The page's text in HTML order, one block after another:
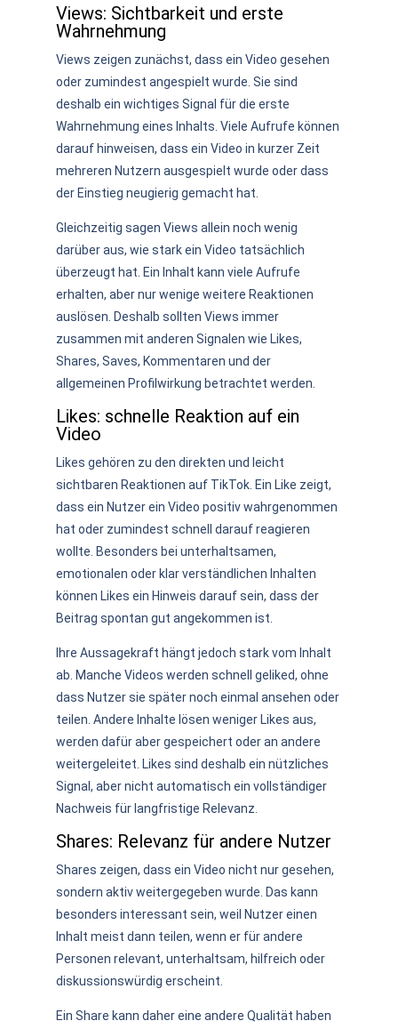
Views: Sichtbarkeit und erste
Wahrnehmung
Views zeigen zunächst, dass ein Video gesehen
oder zumindest angespielt wurde. Sie sind
deshalb ein wichtiges Signal für die erste
Wahrnehmung eines Inhalts. Viele Aufrufe können
darauf hinweisen, dass ein Video in kurzer Zeit
mehreren Nutzern ausgespielt wurde oder dass
der Einstieg neugierig gemacht hat.
Gleichzeitig sagen Views allein noch wenig
darüber aus, wie stark ein Video tatsächlich
überzeugt hat. Ein Inhalt kann viele Aufrufe
erhalten, aber nur wenige weitere Reaktionen
auslösen. Deshalb sollten Views immer
zusammen mit anderen Signalen wie Likes,
Shares, Saves, Kommentaren und der
allgemeinen Profilwirkung betrachtet werden.
Likes: schnelle Reaktion auf ein
Video
Likes gehören zu den direkten und leicht
sichtbaren Reaktionen auf TikTok. Ein Like zeigt,
dass ein Nutzer ein Video positiv wahrgenommen
hat oder zumindest schnell darauf reagieren
wollte. Besonders bei unterhaltsamen,
emotionalen oder klar verständlichen Inhalten
können Likes ein Hinweis darauf sein, dass der
Beitrag spontan gut angekommen ist.
Ihre Aussagekraft hängt jedoch stark vom Inhalt
ab. Manche Videos werden schnell geliked, ohne
dass Nutzer sie später noch einmal ansehen oder
teilen. Andere Inhalte lösen weniger Likes aus,
werden dafür aber gespeichert oder an andere
weitergeleitet. Likes sind deshalb ein nützliches
Signal, aber nicht automatisch ein vollständiger
Nachweis für langfristige Relevanz.
Shares: Relevanz für andere Nutzer
Shares zeigen, dass ein Video nicht nur gesehen,
sondern aktiv weitergegeben wurde. Das kann
besonders interessant sein, weil Nutzer einen
Inhalt meist dann teilen, wenn er für andere
Personen relevant, unterhaltsam, hilfreich oder
diskussionswürdig erscheint.
Ein Share kann daher eine andere Qualität haben